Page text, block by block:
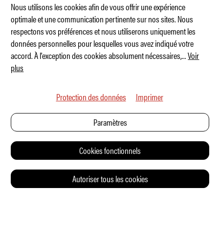
INEOS Grenadier Mise à jour modèle 2026
Nous utilisons les cookies afin de vous offrir une expérience
optimale et une communication pertinente sur nos sites. Nous
respectons vos préférences et nous utiliserons uniquement les
données personnelles pour lesquelles vous avez indiqué votre
accord. À l'exception des cookies absolument nécessaires,...Voir
plus
Protection des données Imprimer
Paramètres
Cookies fonctionnels
Autoriser tous les cookies